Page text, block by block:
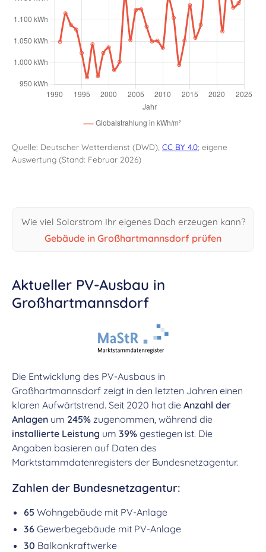
Quelle: Deutscher Wetterdienst (DWD), CC BY 4.0; eigene
Auswertung (Stand: Februar 2026)
Wie viel Solarstrom Ihr eigenes Dach erzeugen kann?
Gebäude in Großhartmannsdorf prüfen
Aktueller PV-Ausbau in
Großhartmannsdorf
Die Entwicklung des PV-Ausbaus in
Großhartmannsdorf zeigt in den letzten Jahren einen
klaren Aufwärtstrend. Seit 2020 hat die Anzahl der
Anlagen um 245% zugenommen, während die
installierte Leistung um 39% gestiegen ist. Die
Angaben basieren auf Daten des
Marktstammdatenregisters der Bundesnetzagentur.
Zahlen der Bundesnetzagentur:
65 Wohngebäude mit PV-Anlage
36 Gewerbegebäude mit PV-Anlage
30 Balkonkraftwerke